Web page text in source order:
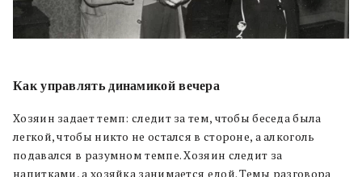
Как управлять динамикой вечера
Хозяин задает темп: следит за тем, чтобы беседа была
легкой, чтобы никто не остался в стороне, а алкоголь
подавался в разумном темпе. Хозяин следит за
напитками, а хозяйка занимается едой. Темы разговора